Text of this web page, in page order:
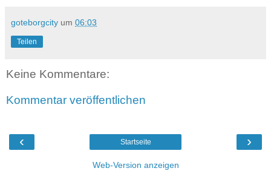
goteborgcity um 06:03
Teilen
Keine Kommentare:
Kommentar veröffentlichen
‹ ›
Startseite
Web-Version anzeigen